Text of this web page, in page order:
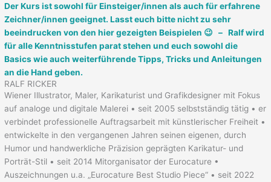
Der Kurs ist sowohl für Einsteiger/innen als auch für erfahrene
Zeichner/innen geeignet. Lasst euch bitte nicht zu sehr
beeindrucken von den hier gezeigten Beispielen 😉 – Ralf wird
für alle Kenntnisstufen parat stehen und euch sowohl die
Basics wie auch weiterführende Tipps, Tricks und Anleitungen
an die Hand geben.
RALF RICKER
Wiener Illustrator, Maler, Karikaturist und Grafikdesigner mit Fokus
auf analoge und digitale Malerei • seit 2005 selbstständig tätig • er
verbindet professionelle Auftragsarbeit mit künstlerischer Freiheit •
entwickelte in den vergangenen Jahren seinen eigenen, durch
Humor und handwerkliche Präzision geprägten Karikatur- und
Porträt-Stil • seit 2014 Mitorganisator der Eurocature •
Auszeichnungen u.a. „Eurocature Best Studio Piece“ • seit 2022